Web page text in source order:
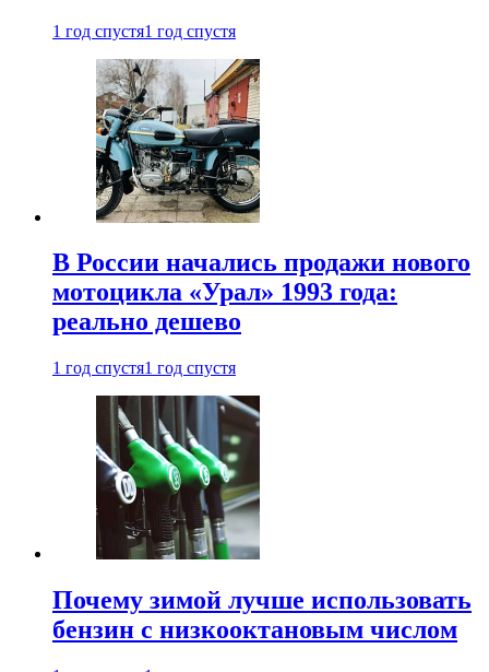
1 год спустя1 год спустя
В России начались продажи нового
мотоцикла «Урал» 1993 года:
реально дешево
1 год спустя1 год спустя
Почему зимой лучше использовать
бензин с низкооктановым числом